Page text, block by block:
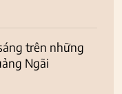
trên những
Ngãi